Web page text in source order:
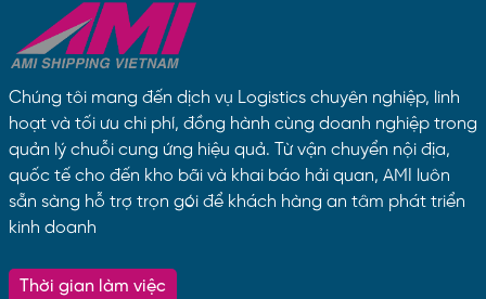
Chúng tôi mang đến dịch vụ Logistics chuyên nghiệp, linh
hoạt và tối ưu chi phí, đồng hành cùng doanh nghiệp trong
quản lý chuỗi cung ứng hiệu quả. Từ vận chuyển nội địa,
quốc tế cho đến kho bãi và khai báo hải quan, AMI luôn
sẵn sàng hỗ trợ trọn gói để khách hàng an tâm phát triển
kinh doanh
Thời gian làm việc